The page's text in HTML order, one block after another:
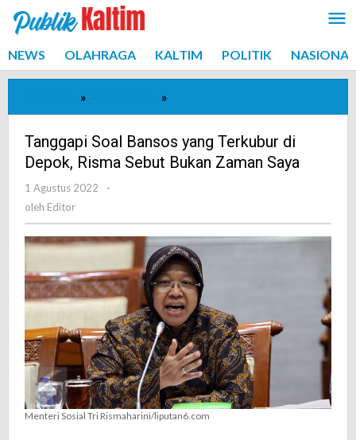
Lewati
konten
NEWS OLAHRAGA KALTIM POLITIK NASIONAL
» »
Soal
Bansos
yang
Terkubur
Sebut
Bukan
Zaman
Saya
Tanggapi Soal Bansos yang Terkubur di
Depok, Risma Sebut Bukan Zaman Saya
1 Agustus 2022
oleh
-
oleh Editor
Menteri Sosial Tri Rismaharini/liputan6.com